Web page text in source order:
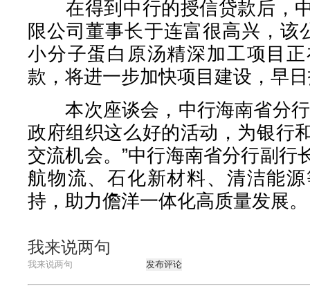
在得到中行的授信贷款后，
限公司董事长于连富很高兴，该
小分子蛋白原汤精深加工项目
款，将进一步加快项目建设，早
本次座谈会，中行海南省分行
政府组织这么好的活动，为银行
交流机会。”中行海南省分行副行
航物流、石化新材料、清洁能
持，助力儋洋一体化高质量发展。
我来说两句
发布评论